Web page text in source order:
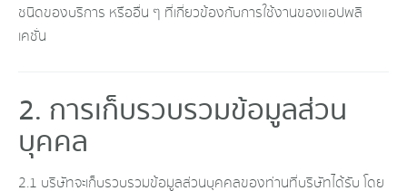
ชนิดของบริการ หรืออื่น ๆ ที่เกี่ยวข้องกับการใช้งานของแอปพลิ
เคชั่น
2. การเก็บรวบรวมข้อมูลส่วน
บุคคล
2.1 บริษัทจะเก็บรวบรวมข้อมูลส่วนบุคคลของท่านที่บริษัทได้รับ โดย